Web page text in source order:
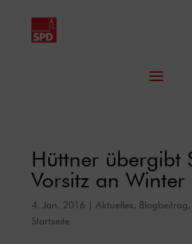
Hüttner übergibt
Vorsitz an Winter
4. Jan. 2016 Aktuelles, Blogbeitrag,
Startseite